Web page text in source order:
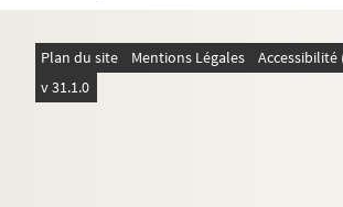
Plan du site Mentions Légales
v 31.1.0